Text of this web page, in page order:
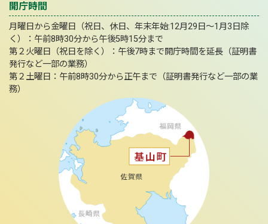
開庁時間
月曜日から金曜日（祝日、休日、年末年始:12月29日～1月3日除
く）：午前8時30分から午後5時15分まで
第２火曜日（祝日を除く）：午後7時まで開庁時間を延長（証明書
発行など一部の業務）
第２土曜日：午前8時30分から正午まで（証明書発行など一部の業
務）